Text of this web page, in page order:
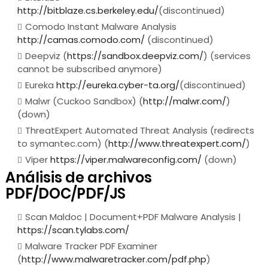
http://bitblaze.cs.berkeley.edu/(discontinued)
Comodo Instant Malware Analysis
http://camas.comodo.com/ (discontinued)
Deepviz (https://sandbox.deepviz.com/) (services
cannot be subscribed anymore)
Eureka http://eureka.cyber-ta.org/(discontinued)
Malwr (Cuckoo Sandbox) (http://malwr.com/)
(down)
ThreatExpert Automated Threat Analysis (redirects
to symantec.com) (http://www.threatexpert.com/)
Viperhttps://viper.malwareconfig.com/ (down)
Análisis de archivos
PDF/DOC/PDF/JS
Scan Maldoc | Document+PDF Malware Analysis |
https://scan.tylabs.com/
Malware Tracker PDF Examiner
(http://www.malwaretracker.com/pdf.php)